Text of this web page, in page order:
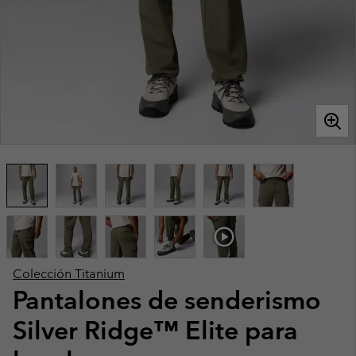
Colección Titanium
Pantalones de senderismo
Silver Ridge™ Elite para